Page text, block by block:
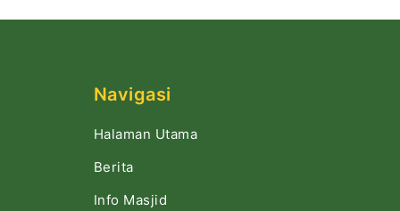
Navigasi
Halaman Utama
Berita
Info Masjid